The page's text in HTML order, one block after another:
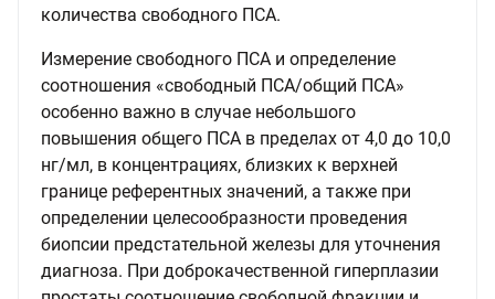
количества свободного ПСА.
Измерение свободного ПСА и определение
соотношения «свободный ПСА/общий ПСА»
особенно важно в случае небольшого
повышения общего ПСА в пределах от 4,0 до 10,0
нг/мл, в концентрациях, близких к верхней
границе референтных значений, а также при
определении целесообразности проведения
биопсии предстательной железы для уточнения
диагноза. При доброкачественной гиперплазии